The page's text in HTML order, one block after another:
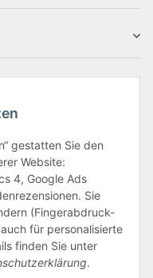
gestatten Sie den
Website:
4, Google Ads
Sie
(Fingerabdruck-
für personalisierte
finden Sie unter
.